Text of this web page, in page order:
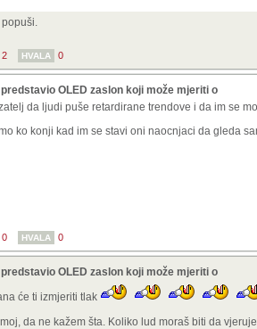
popuši.
2 HVALA 0
OLED zaslon koji može mjeriti o
da ljudi puše retardirane trendove i da im se
ko konji kad im se stavi oni naocnjaci da gleda
0 HVALA 0
OLED zaslon koji može mjeriti o
će ti izmjeriti tlak
da ne kažem šta. Koliko lud moraš biti da